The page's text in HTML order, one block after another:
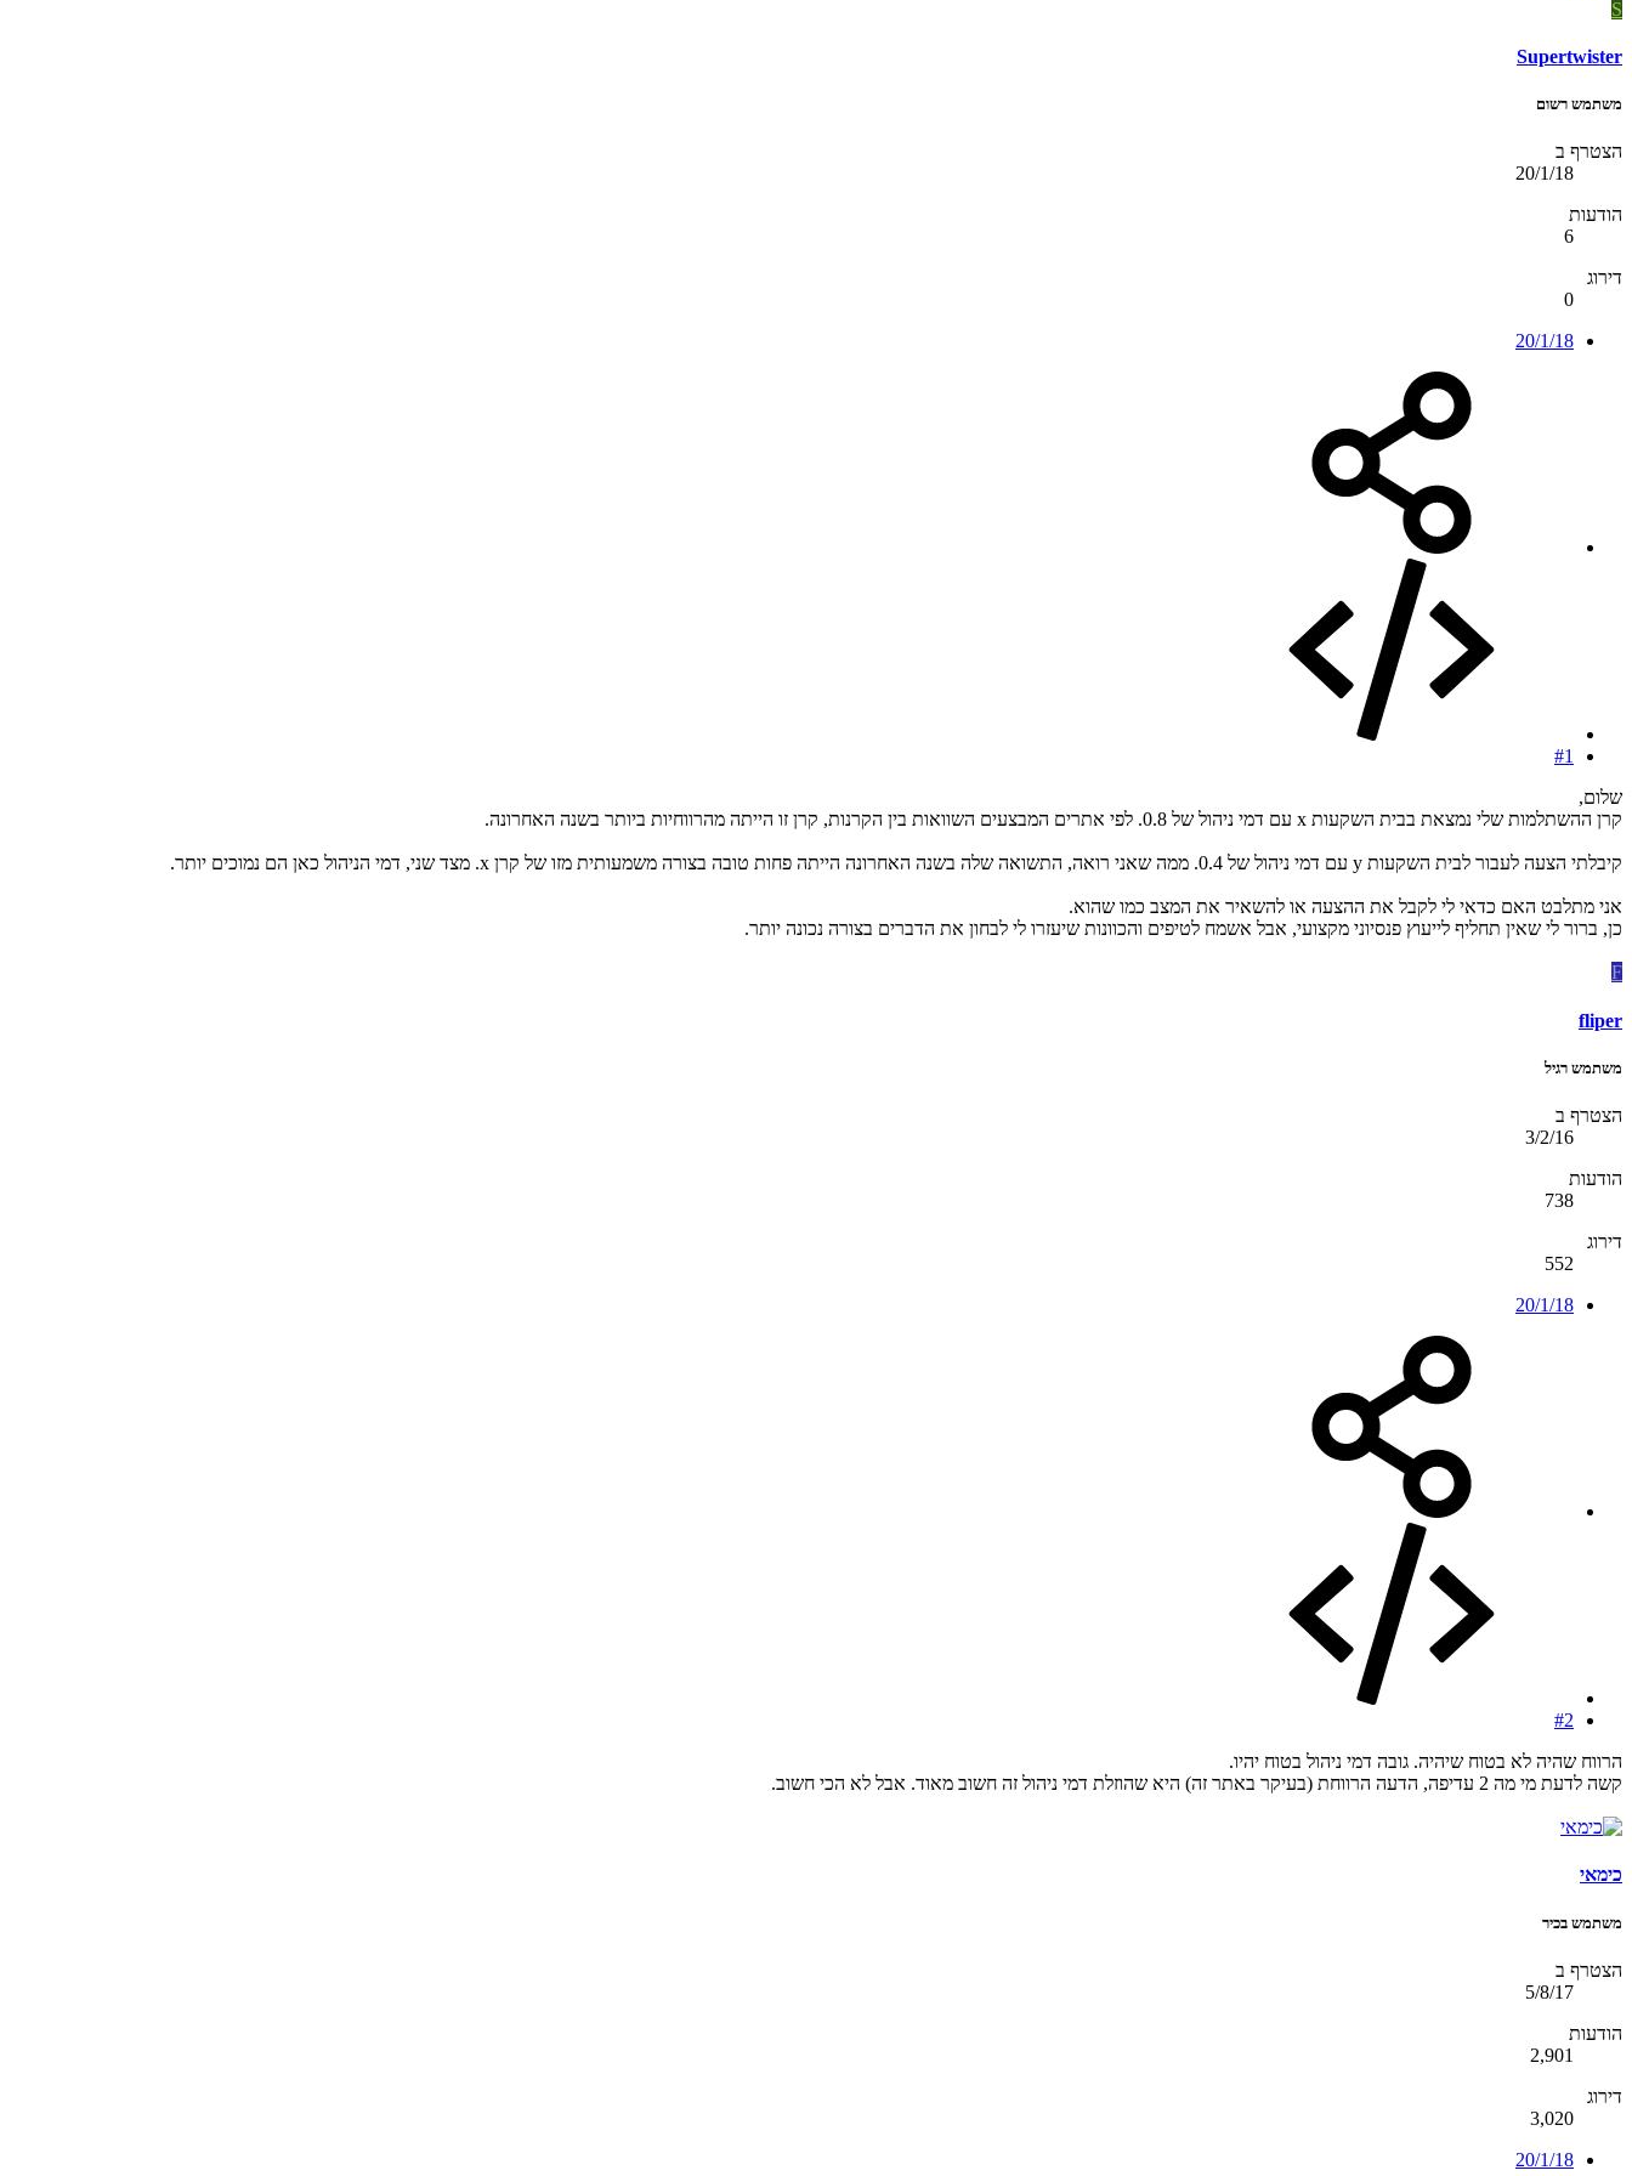
S
Supertwister
משתמש רשום
הצטרף ב
20/1/18
הודעות
6
דירוג
0
20/1/18
#1
שלום,
קרן ההשתלמות שלי נמצאת בבית השקעות x עם דמי ניהול של 0.8. לפי אתרים המבצעים השוואות בין הקרנות, קרן זו הייתה מהרווחיות ביותר בשנה האחרונה.
קיבלתי הצעה לעבור לבית השקעות y עם דמי ניהול של 0.4. ממה שאני רואה, התשואה שלה בשנה האחרונה הייתה פחות טובה בצורה משמעותית מזו של קרן x. מצד שני, דמי הניהול כאן הם נמוכים יותר.
אני מתלבט האם כדאי לי לקבל את ההצעה או להשאיר את המצב כמו שהוא.
כן, ברור לי שאין תחליף לייעוץ פנסיוני מקצועי, אבל אשמח לטיפים והכוונות שיעזרו לי לבחון את הדברים בצורה נכונה יותר.
F
fliper
משתמש רגיל
הצטרף ב
3/2/16
הודעות
738
דירוג
552
20/1/18
#2
הרווח שהיה לא בטוח שיהיה. גובה דמי ניהול בטוח יהיו.
קשה לדעת מי מה 2 עדיפה, הדעה הרווחת (בעיקר באתר זה) היא שהוזלת דמי ניהול זה חשוב מאוד. אבל לא הכי חשוב.
כימאי
משתמש בכיר
הצטרף ב
5/8/17
הודעות
2,901
דירוג
3,020
20/1/18